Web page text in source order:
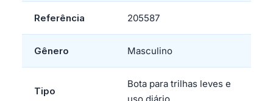
Referência 205587
Gênero Masculino
Tipo
Bota para trilhas leves e